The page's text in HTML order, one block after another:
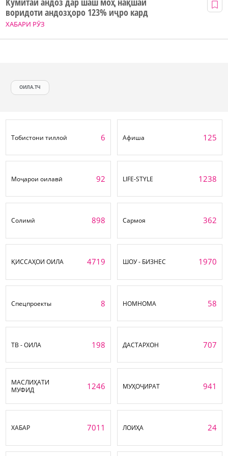
ХАБАРИ РӮЗ
воридоти андозҳоро 123% иҷро кард
ОИЛА.ТЧ
Тобистони тиллоӣ 6 Афиша 125
Моҷарои оилавӣ 92 LIFE-STYLE 1238
Солимӣ 898 Сармоя 362
ҚИССАҲОИ ОИЛА 4719 ШОУ - БИЗНЕС 1970
Спецпроекты 8 НОМНОМА 58
ТВ - ОИЛА 198 ДАСТАРХОН 707
МАСЛИҲАТИ
МУФИД
1246 МУҲОҶИРАТ 941
ХАБАР 7011 ЛОИҲА 24